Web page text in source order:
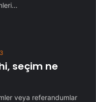
seçim ne
veya referandumlar